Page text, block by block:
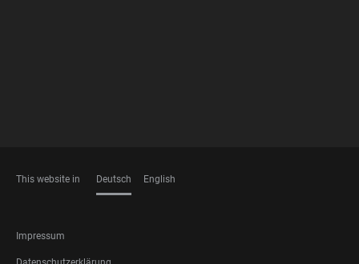
This website in Deutsch English
FOOTER
LEGAL
Impressum